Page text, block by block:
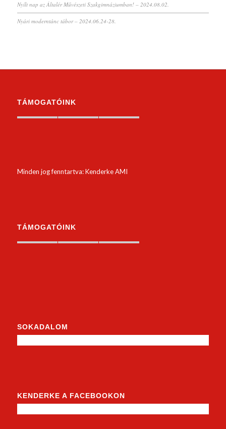
Nyílt nap az Általér Művészeti Szakgimnáziumban! – 2024.08.02.
Nyári moderntánc tábor – 2024.06.24-28.
TÁMOGATÓINK
Minden jog fenntartva: Kenderke AMI
TÁMOGATÓINK
SOKADALOM
KENDERKE A FACEBOOKON